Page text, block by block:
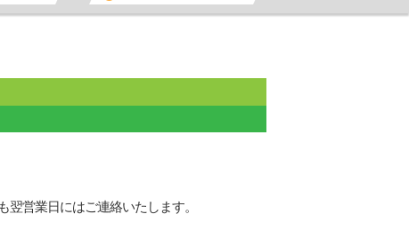
営業日にはご連絡いたします。